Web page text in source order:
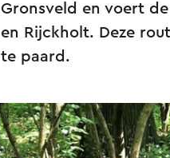
Gronsveld en voert
en Rijckholt. Deze
te paard.